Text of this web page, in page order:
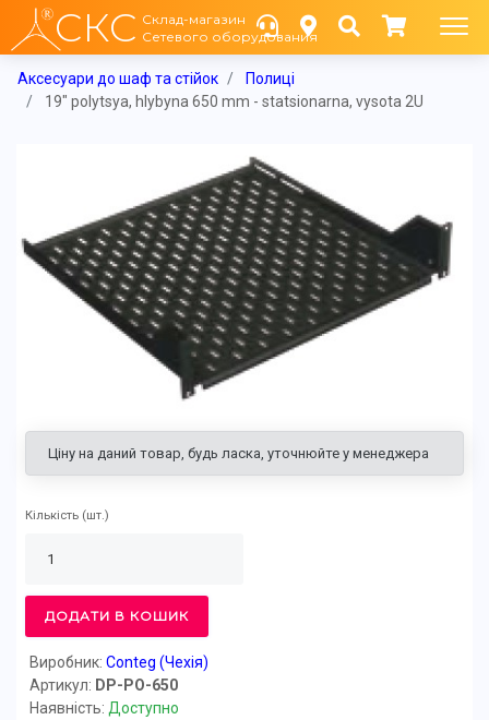
СКС Склад-магазин
Сетевого оборудования
Аксесуари до шаф та стійок
Полиці
19" polytsya, hlybyna 650 mm - statsionarna, vysota 2U
Ціну на даний товар, будь ласка, уточнюйте у менеджера
Кількість (шт.)
ДОДАТИ В КОШИК
Виробник: Conteg (Чехія)
Артикул: DP-PO-650
Наявність: Доступно